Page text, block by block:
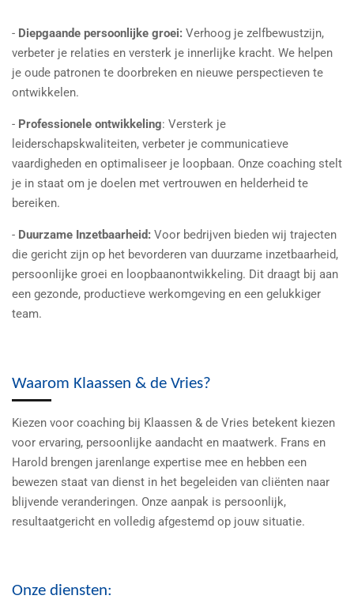
- Diepgaande persoonlijke groei: Verhoog je zelfbewustzijn,
verbeter je relaties en versterk je innerlijke kracht. We helpen
je oude patronen te doorbreken en nieuwe perspectieven te
ontwikkelen.
- Professionele ontwikkeling: Versterk je
leiderschapskwaliteiten, verbeter je communicatieve
vaardigheden en optimaliseer je loopbaan. Onze coaching stelt
je in staat om je doelen met vertrouwen en helderheid te
bereiken.
- Duurzame Inzetbaarheid: Voor bedrijven bieden wij trajecten
die gericht zijn op het bevorderen van duurzame inzetbaarheid,
persoonlijke groei en loopbaanontwikkeling. Dit draagt bij aan
een gezonde, productieve werkomgeving en een gelukkiger
team.
Waarom Klaassen & de Vries?
Kiezen voor coaching bij Klaassen & de Vries betekent kiezen
voor ervaring, persoonlijke aandacht en maatwerk. Frans en
Harold brengen jarenlange expertise mee en hebben een
bewezen staat van dienst in het begeleiden van cliënten naar
blijvende veranderingen. Onze aanpak is persoonlijk,
resultaatgericht en volledig afgestemd op jouw situatie.
Onze diensten: